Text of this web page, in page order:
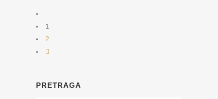
1
2
PRETRAGA